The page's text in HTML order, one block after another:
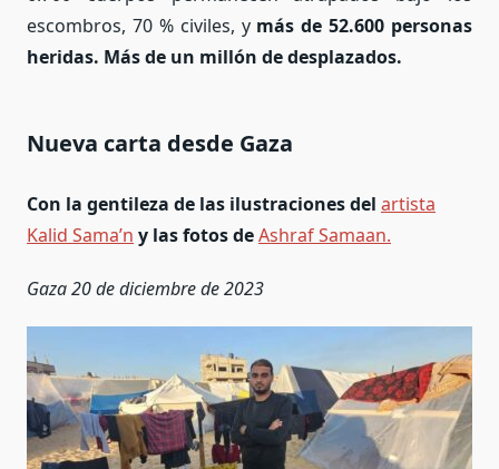
escombros, 70 % civiles, y más de 52.600 personas
heridas. Más de un millón de desplazados.
Nueva carta desde Gaza
Con la gentileza de las ilustraciones del artista
Kalid Sama’n y las fotos deAshraf Samaan.
Gaza 20 de diciembre de 2023